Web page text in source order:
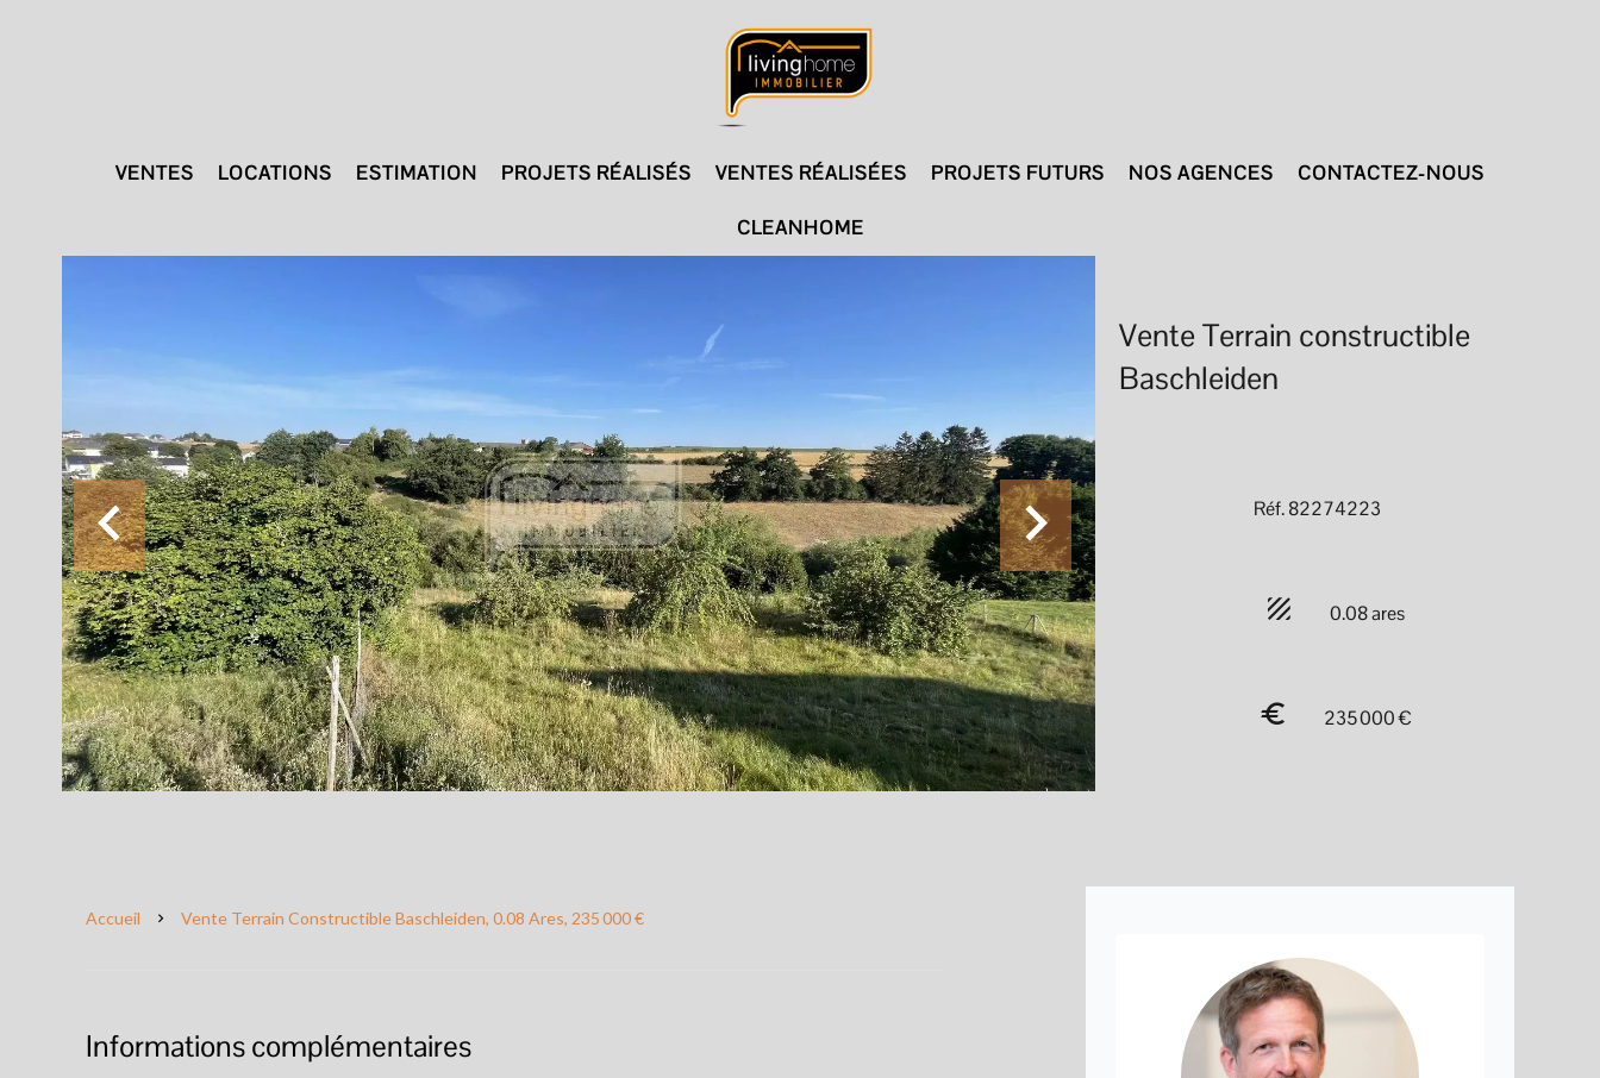
VENTES LOCATIONS ESTIMATION PROJETS RÉALISÉS VENTES RÉALISÉES PROJETS FUTURS NOS AGENCES CONTACTEZ-NOUS
CLEANHOME
Vente Terrain constructible
Baschleiden
Réf. 82274223
0.08 ares
235 000 €
Accueil Vente Terrain Constructible Baschleiden, 0.08 Ares, 235 000 €
Informations complémentaires